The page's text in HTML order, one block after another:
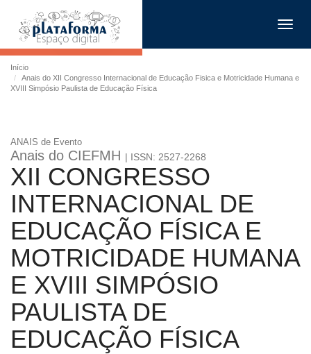
Início
Anais do XII Congresso Internacional de Educação Fisica e Motricidade Humana e
XVIII Simpósio Paulista de Educação Física
ANAIS de Evento
Anais do CIEFMH | ISSN: 2527-2268
XII CONGRESSO
INTERNACIONAL DE
EDUCAÇÃO FÍSICA E
MOTRICIDADE HUMANA
E XVIII SIMPÓSIO
PAULISTA DE
EDUCAÇÃO FÍSICA